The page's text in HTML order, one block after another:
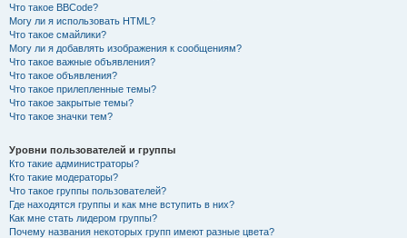
Что такое BBCode?
Могу ли я использовать HTML?
Что такое смайлики?
Могу ли я добавлять изображения к сообщениям?
Что такое важные объявления?
Что такое объявления?
Что такое прилепленные темы?
Что такое закрытые темы?
Что такое значки тем?
Уровни пользователей и группы
Кто такие администраторы?
Кто такие модераторы?
Что такое группы пользователей?
Где находятся группы и как мне вступить в них?
Как мне стать лидером группы?
Почему названия некоторых групп имеют разные цвета?